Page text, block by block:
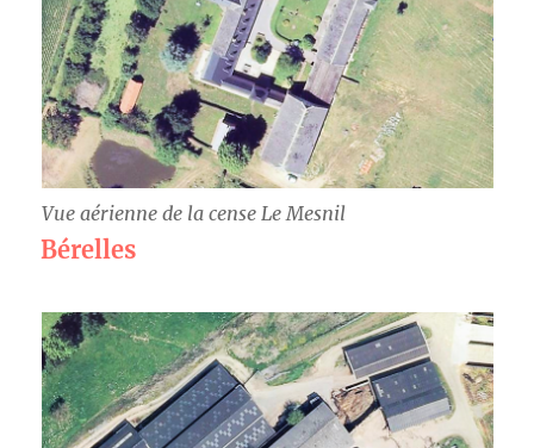
Vue aérienne de la cense Le Mesnil
Bérelles